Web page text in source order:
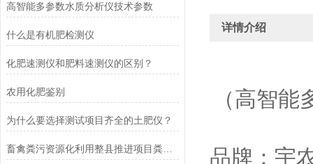
高智能多参数水质分析仪技术参数
什么是有机肥检测仪
化肥速测仪和肥料速测仪的区别？
农用化肥鉴别
为什么要选择测试项目齐全的土肥仪？
畜禽粪污资源化利用整县推进项目粪肥质量监测站
详情介绍
（高智
品牌：宇